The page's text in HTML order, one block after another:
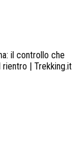
il controllo che
rientro | Trekking.it